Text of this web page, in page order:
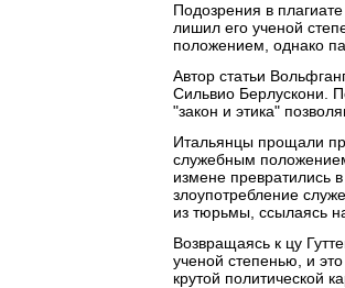
Подозрения в
лишил его ученой
положением, однако
Автор статьи
Сильвио Берлускони.
"закон и этика"
Итальянцы прощали
служебным
измене превратились
злоупотребление
из тюрьмы, ссылаясь
Возвращаясь к цу
ученой степенью, и
крутой политической